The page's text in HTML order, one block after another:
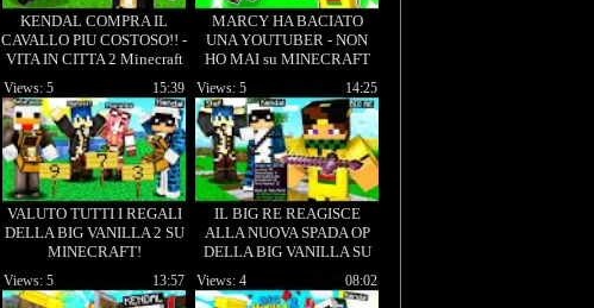
KENDAL COMPRA IL
CAVALLO PIU COSTOSO!! -
VITA IN CITTA 2 Minecraft
MARCY HA BACIATO
UNA YOUTUBER - NON
HO MAI su MINECRAFT
VALUTO TUTTI I REGALI
DELLA BIG VANILLA 2 SU
MINECRAFT!
15:39
Views: 5
IL BIG RE REAGISCE
ALLA NUOVA SPADA OP
DELLA BIG VANILLA SU
MINECRAFT!
14:25
Views: 5
13:57
Views: 5 08:02
Views: 4